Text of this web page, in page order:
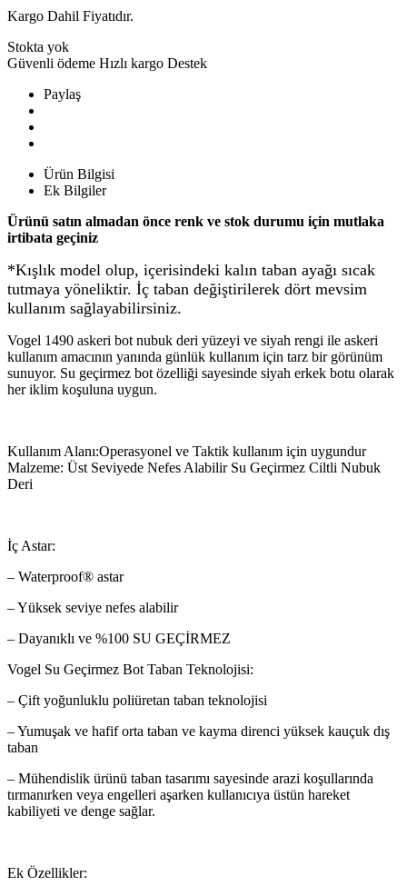
Kargo Dahil Fiyatıdır.
Stokta yok
Güvenli ödeme Hızlı kargo Destek
Paylaş
Ürün Bilgisi
Ek Bilgiler
Ürünü satın almadan önce renk ve stok durumu için mutlaka
irtibata geçiniz
*Kışlık model olup, içerisindeki kalın taban ayağı sıcak
tutmaya yöneliktir. İç taban değiştirilerek dört mevsim
kullanım sağlayabilirsiniz.
Vogel 1490 askeri bot nubuk deri yüzeyi ve siyah rengi ile askeri
kullanım amacının yanında günlük kullanım için tarz bir görünüm
sunuyor. Su geçirmez bot özelliği sayesinde siyah erkek botu olarak
her iklim koşuluna uygun.
Kullanım Alanı:Operasyonel ve Taktik kullanım için uygundur
Malzeme: Üst Seviyede Nefes Alabilir Su Geçirmez Ciltli Nubuk
Deri
İç Astar:
– Waterproof® astar
– Yüksek seviye nefes alabilir
– Dayanıklı ve %100 SU GEÇİRMEZ
Vogel Su Geçirmez Bot Taban Teknolojisi:
– Çift yoğunluklu poliüretan taban teknolojisi
– Yumuşak ve hafif orta taban ve kayma direnci yüksek kauçuk dış
taban
– Mühendislik ürünü taban tasarımı sayesinde arazi koşullarında
tırmanırken veya engelleri aşarken kullanıcıya üstün hareket
kabiliyeti ve denge sağlar.
Ek Özellikler: